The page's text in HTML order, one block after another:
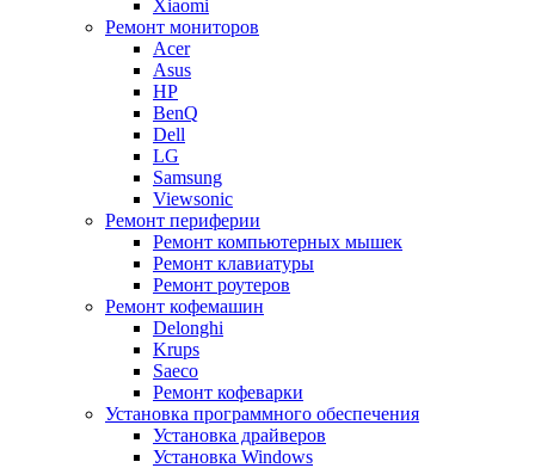
Xiaomi
Ремонт мониторов
Acer
Asus
HP
BenQ
Dell
LG
Samsung
Viewsonic
Ремонт периферии
Ремонт компьютерных мышек
Ремонт клавиатуры
Ремонт роутеров
Ремонт кофемашин
Delonghi
Krups
Saeco
Ремонт кофеварки
Установка программного обеспечения
Установка драйверов
Установка Windows